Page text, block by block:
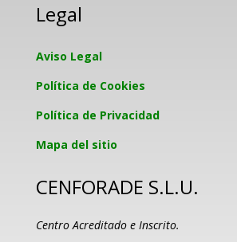
Legal
Aviso Legal
Política de Cookies
Política de Privacidad
Mapa del sitio
CENFORADE S.L.U.
Centro Acreditado e Inscrito.